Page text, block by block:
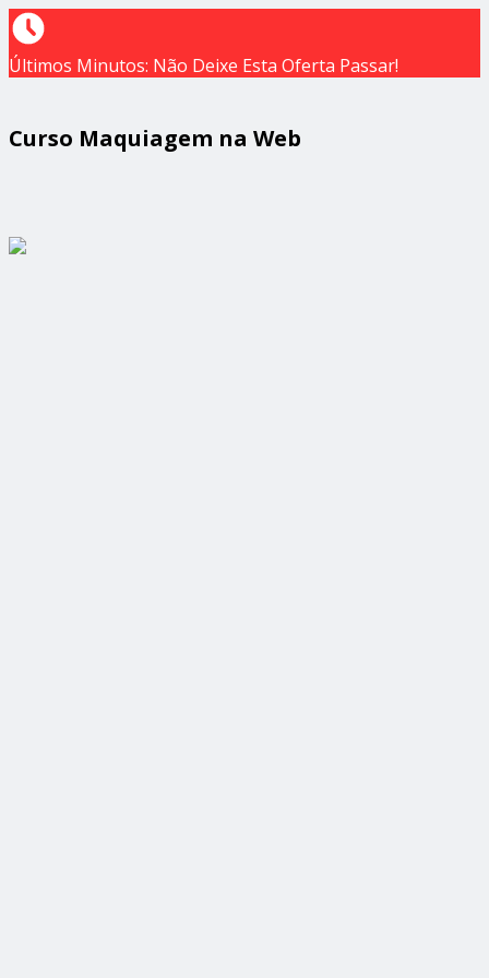
Últimos Minutos: Não Deixe Esta Oferta Passar!
Curso Maquiagem na Web